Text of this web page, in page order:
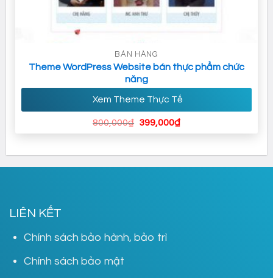
BÁN HÀNG
Theme WordPress Website bán thực phẩm chức
năng
Xem Theme Thực Tế
800,000₫ Giá
399,000₫Giá
399,000₫.
LIÊN KẾT
Chính sách bảo hành, bảo trì
Chính sách bảo mật